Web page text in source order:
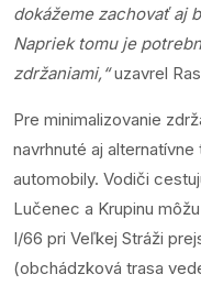
dokážeme zachovať aj
Napriek tomu je
zdržaniami,“uzavrel
Pre minimalizovanie
navrhnuté aj
automobily. Vodiči
Lučenec a Krupinu
I/66 pri Veľkej Stráži
(obchádzková trasa